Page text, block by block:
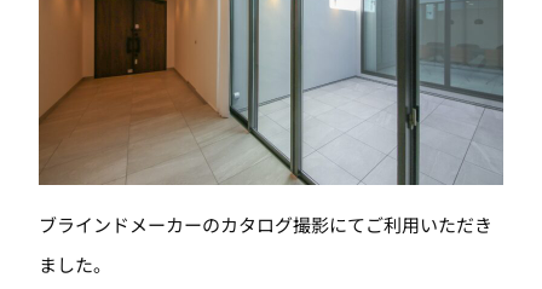
ブラインドメーカーのカタログ撮影にてご利用いただき
ました。